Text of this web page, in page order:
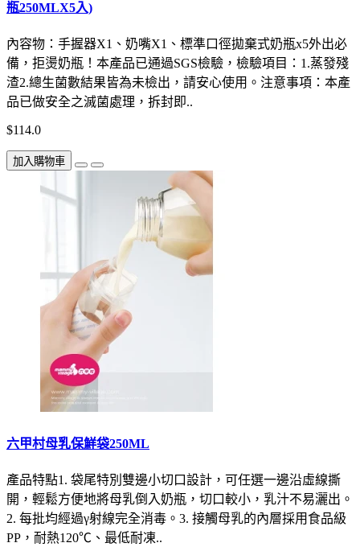
瓶250MLX5入)
內容物：手握器X1、奶嘴X1、標準口徑拋棄式奶瓶x5外出必
備，拒燙奶瓶！本產品已通過SGS檢驗，檢驗項目：1.蒸發殘
渣2.總生菌數結果皆為未檢出，請安心使用。注意事項：本產
品已做安全之滅菌處理，拆封即..
$114.0
加入購物車
六甲村母乳保鮮袋250ML
產品特點1. 袋尾特別雙邊小切口設計，可任選一邊沿虛線撕
開，輕鬆方便地將母乳倒入奶瓶，切口較小，乳汁不易灑出。
2. 每批均經過γ射線完全消毒。3. 接觸母乳的內層採用食品級
PP，耐熱120℃、最低耐凍..